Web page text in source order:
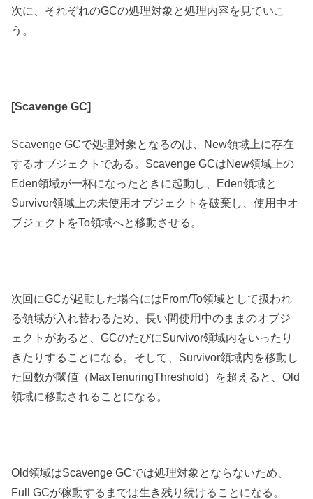
次に、それぞれのGCの処理対象と処理内容を見ていこ
う。
[Scavenge GC]
Scavenge GCで処理対象となるのは、New領域上に存在
するオブジェクトである。Scavenge GCはNew領域上の
Eden領域が一杯になったときに起動し、Eden領域と
Survivor領域上の未使用オブジェクトを破棄し、使用中オ
ブジェクトをTo領域へと移動させる。
次回にGCが起動した場合にはFrom/To領域として扱われ
る領域が入れ替わるため、長い間使用中のままのオブジ
ェクトがあると、GCのたびにSurvivor領域内をいったり
きたりすることになる。そして、Survivor領域内を移動し
た回数が閾値（MaxTenuringThreshold）を超えると、Old
領域に移動されることになる。
Old領域はScavenge GCでは処理対象とならないため、
Full GCが稼動するまでは生き残り続けることになる。